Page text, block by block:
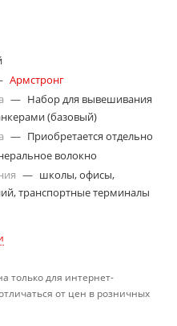
Армстронг
— Набор для вывешивания
(базовый)
— Приобретается отдельно
волокно
— школы, офисы,
транспортные терминалы
только для интернет-
от цен в розничных